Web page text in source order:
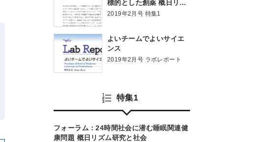
標的とした創薬 概日リズ
ム研究と社会
2019年2月号 特集1
よいチームでよいサイエ
ンス
2019年2月号 ラボレポート
特集1
フォーラム：24時間社会に潜む睡眠関連健
康問題 概日リズム研究と社会